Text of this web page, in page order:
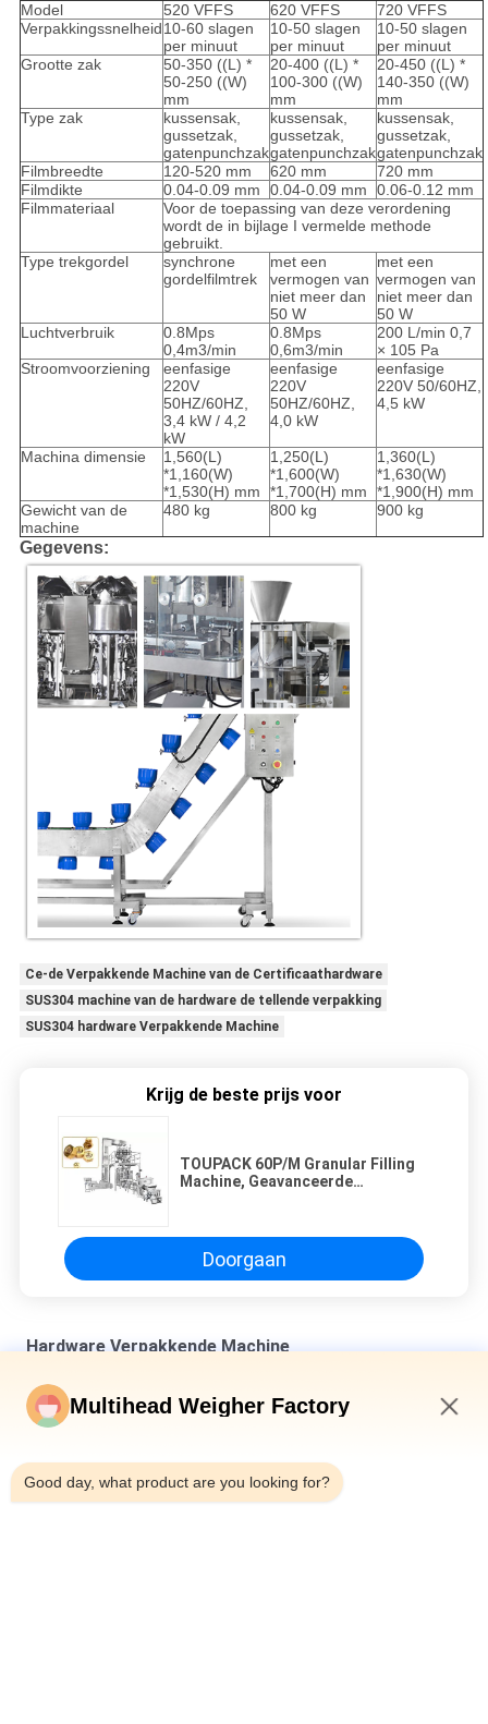
Model 520 VFFS 620 VFFS
720 VFFS
Verpakkingssnelheid10-60 slagen
per minuut
10-50 slagen
per minuut
10-50 slagen
per minuut
Grootte zak
50-350 ((L) *
50-250 ((W)
mm
20-400 ((L) *
100-300 ((W)
mm
20-450 ((L) *
140-350 ((W)
mm
Type zak
kussensak,
gussetzak,
gatenpunchzak
kussensak,
gussetzak,
gatenpunchzak
kussensak,
gussetzak,
gatenpunchzak
Filmbreedte
120-520 mm 620 mm
720 mm
Filmdikte
0.04-0.09 mm 0.04-0.09 mm
0.06-0.12 mm
Filmmateriaal
Voor de toepassing van deze verordening
wordt de in bijlage I vermelde methode
gebruikt.
Type trekgordel
synchrone
gordelfilmtrek
met een
vermogen van
niet meer dan
50 W
met een
vermogen van
niet meer dan
50 W
Luchtverbruik
0.8Mps
0,4m3/min
0.8Mps
0,6m3/min
200 L/min 0,7
× 105 Pa
Stroomvoorziening
eenfasige
220V
50HZ/60HZ,
3,4 kW / 4,2
kW
eenfasige
220V
50HZ/60HZ,
4,0 kW
eenfasige
220V 50/60HZ,
4,5 kW
Machina dimensie
1,560(L)
*1,160(W)
*1,530(H) mm
1,250(L)
*1,600(W)
*1,700(H) mm
1,360(L)
*1,630(W)
*1,900(H) mm
Gewicht van de
machine
480 kg 800 kg 900 kg
Gegevens:
Ce-de Verpakkende Machine van de Certificaathardware
SUS304 machine van de hardware de tellende verpakking
SUS304 hardware Verpakkende Machine
Krijg de beste prijs voor
TOUPACK 60P/M Granular Filling
Machine, Geavanceerde
Doorgaan
Hardware Verpakkende Machine
De Combinatie Wegende Machine van SUS 304 Multihead voor
Bulkproducten
hardware met 14 10 koppen multihead weiger
Multihead Weigher Factory
Good day, what product are you looking for?